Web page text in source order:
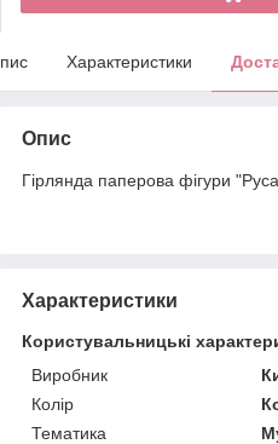
Характеристики
Опис
Гірлянда паперова фігури
Характеристики
Користувальницькі
Виробник
Колір
Тематика